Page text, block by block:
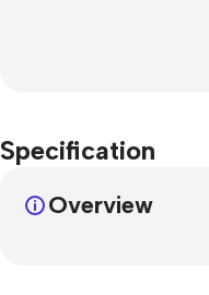
Specification
Overview